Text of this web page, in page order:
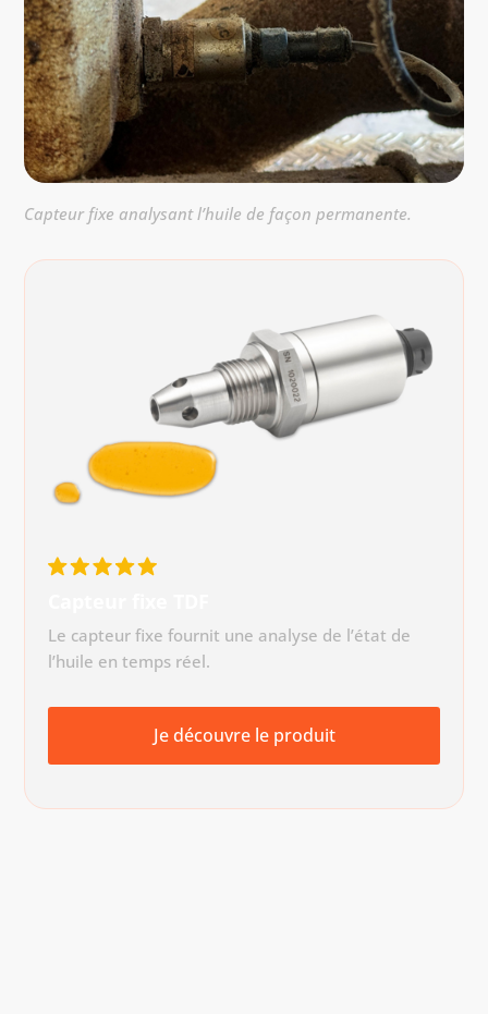
Capteur fixe analysant l’huile de façon permanente.
Le capteur fixe fournit une analyse de l’état de
l’huile en temps réel.
Je découvre le produit